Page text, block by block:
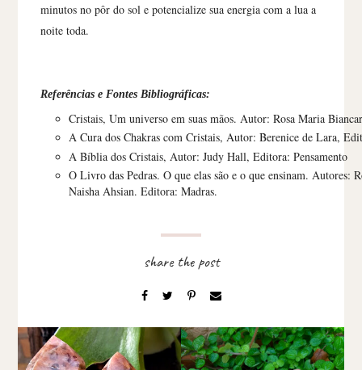
minutos no pôr do sol e potencialize sua energia com a lua a
noite toda.
Referências e Fontes Bibliográficas:
Cristais, Um universo em suas mãos. Autor: Rosa Maria
A Cura dos Chakras com Cristais, Autor: Berenice de Lara,
A Bíblia dos Cristais, Autor: Judy Hall, Editora: Pensamento
O Livro das Pedras. O que elas são e o que ensinam. Autores:
Naisha Ahsian. Editora: Madras.